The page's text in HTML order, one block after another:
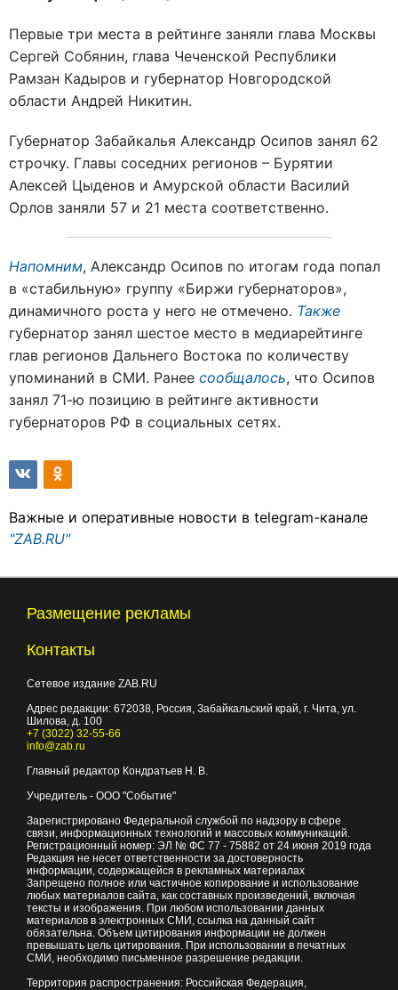
Первые три места в рейтинге заняли глава Москвы
Сергей Собянин, глава Чеченской Республики
Рамзан Кадыров и губернатор Новгородской
области Андрей Никитин.
Губернатор Забайкалья Александр Осипов занял 62
строчку. Главы соседних регионов – Бурятии
Алексей Цыденов и Амурской области Василий
Орлов заняли 57 и 21 места соответственно.
Напомним, Александр Осипов по итогам года попал
в «стабильную» группу «Биржи губернаторов»,
динамичного роста у него не отмечено. Также
губернатор занял шестое место в медиарейтинге
глав регионов Дальнего Востока по количеству
упоминаний в СМИ. Ранее сообщалось, что Осипов
занял 71-ю позицию в рейтинге активности
губернаторов РФ в социальных сетях.
Важные и оперативные новости в telegram-канале
"ZAB.RU"
Размещение рекламы
Контакты
Сетевое издание ZAB.RU
Адрес редакции: 672038 , Россия, Забайкальский край, г. Чита ул.
Шилова, д. 100
+7 (3022) 32-55-66
info@zab.ru
Главный редактор Кондратьев Н. В.
Учредитель - ООО "Событие"
Зарегистрировано Федеральной службой по надзору в сфере
связи, информационных технологий и массовых коммуникаций.
Регистрационный номер: ЭЛ № ФС 77 - 75882 от 24 июня 2019 года
Редакция не несет ответственности за достоверность
информации, содержащейся в рекламных материалах
Запрещено полное или частичное копирование и использование
любых материалов сайта, как составных произведений, включая
тексты и изображения. При любом использовании данных
материалов в электронных СМИ, ссылка на данный сайт
обязательна. Объем цитирования информации не должен
превышать цель цитирования. При использовании в печатных
СМИ, необходимо письменное разрешение редакции.
Территория распространения: Российская Федерация,